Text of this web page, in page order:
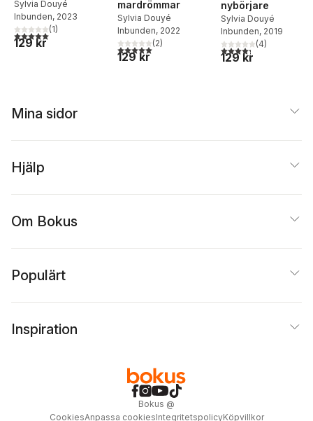
Sylvia Douyé
Inbunden, 2023
5,0utav 5 stjärnor. Totalt antal röster:
(1)
129 kr
mardrömmar
Sylvia Douyé
Inbunden, 2022
5,0utav 5 stjärnor. Totalt antal röster:
(2)
129 kr
nybörjare
Sylvia Douyé
Inbunden, 2019
4,3utav 5 stjärnor.
(4)
129 kr
Mina sidor
Hjälp
Om Bokus
Populärt
Inspiration
Bokus @
CookiesAnpassa cookiesIntegritetspolicyKöpvillkor